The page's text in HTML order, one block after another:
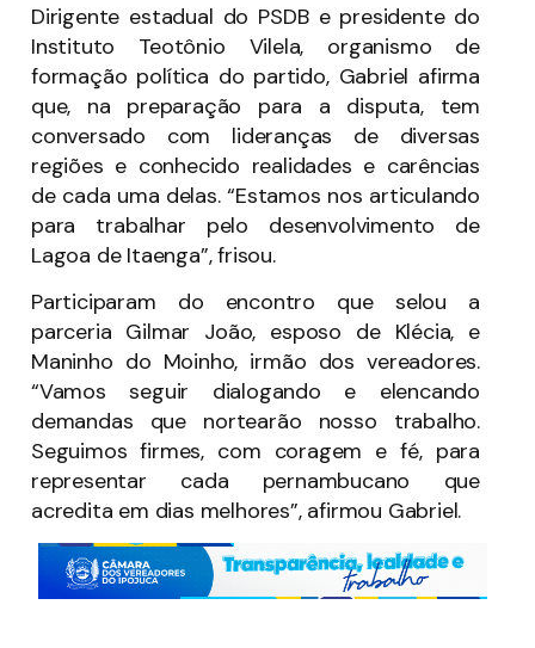
Dirigente estadual do PSDB e presidente do
Instituto Teotônio Vilela, organismo de
formação política do partido, Gabriel afirma
que, na preparação para a disputa, tem
conversado com lideranças de diversas
regiões e conhecido realidades e carências
de cada uma delas. “Estamos nos articulando
para trabalhar pelo desenvolvimento de
Lagoa de Itaenga”, frisou.
Participaram do encontro que selou a
parceria Gilmar João, esposo de Klécia, e
Maninho do Moinho, irmão dos vereadores.
“Vamos seguir dialogando e elencando
demandas que nortearão nosso trabalho.
Seguimos firmes, com coragem e fé, para
representar cada pernambucano que
acredita em dias melhores”, afirmou Gabriel.